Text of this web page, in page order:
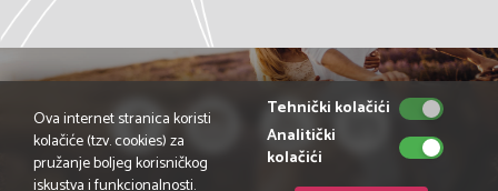
Ova internet stranica koristi
kolačiće (tzv. cookies) za
pružanje boljeg korisničkog
Tehnički kolačići
Analitički
kolačići